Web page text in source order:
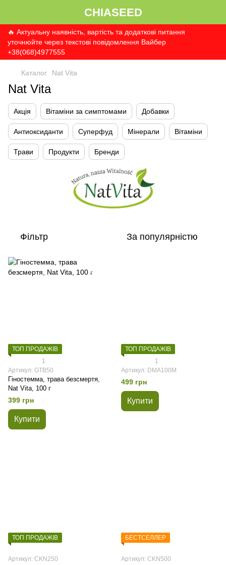
CHIASEED
🔥 Актуальну наявність, вартість та додаткові питання
уточнюйте через текстові повідомлення Вайбер
+38(068)4977555
Каталог Nat Vita
Nat Vita
Акція Вітаміни за симптомами Добавки
Антиоксиданти Суперфуд Мінерали Вітаміни
Трави Продукти Бренди
Фільтр За популярністю
ТОП ПРОДАЖІВ
1
Артикул: GTB50
Гіностемма, трава безсмертя,
Nat Vita, 100 г
399 грн
Купити
ТОП ПРОДАЖІВ
1
Артикул: DMA100M
499 грн
Купити
ТОП ПРОДАЖІВ
Артикул: CKN250
БЕСТСЕЛЛЕР
Артикул: CKN500